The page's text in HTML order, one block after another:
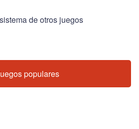
de otros juegos
populares